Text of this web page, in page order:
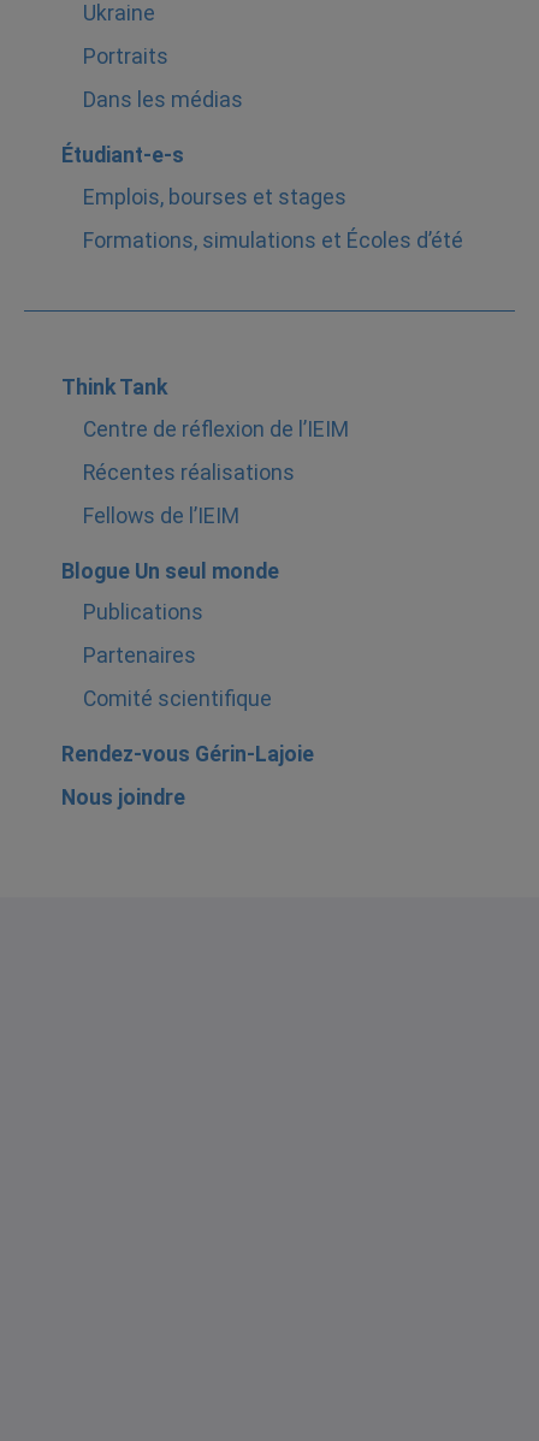
Ukraine
Portraits
Dans les médias
Étudiant-e-s
Emplois, bourses et stages
Formations, simulations et Écoles d’été
Think Tank
Centre de réflexion de l’IEIM
Récentes réalisations
Fellows de l’IEIM
Blogue Un seul monde
Publications
Partenaires
Comité scientifique
Rendez-vous Gérin-Lajoie
Nous joindre